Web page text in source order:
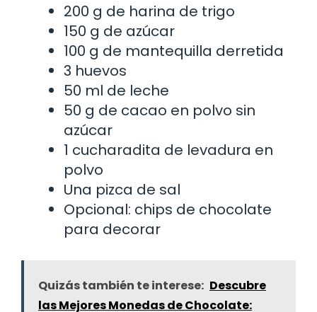
200 g de harina de trigo
150 g de azúcar
100 g de mantequilla derretida
3 huevos
50 ml de leche
50 g de cacao en polvo sin
azúcar
1 cucharadita de levadura en
polvo
Una pizca de sal
Opcional: chips de chocolate
para decorar
Quizás también te interese: Descubre
las Mejores Monedas de Chocolate: